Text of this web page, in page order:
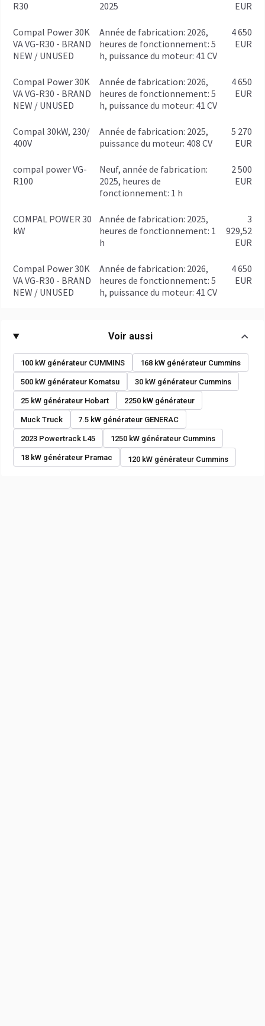
R30 2025 EUR
Compal Power 30K
VA VG-R30 - BRAND
NEW / UNUSED
année de fabrication: 2026,
heures de fonctionnement: 5
h, puissance du moteur: 41 CV
4 650
EUR
Compal Power 30K
VA VG-R30 - BRAND
NEW / UNUSED
année de fabrication: 2026,
heures de fonctionnement: 5
h, puissance du moteur: 41 CV
4 650
EUR
Compal 30kW, 230/
400V
année de fabrication: 2025,
puissance du moteur: 408 CV
5 270
EUR
compal power VG-
R100
Neuf, année de fabrication:
2025, heures de
fonctionnement: 1 h
2 500
EUR
COMPAL POWER 30
kW
année de fabrication: 2025,
heures de fonctionnement: 1
h
3
929,52
EUR
Compal Power 30K
VA VG-R30 - BRAND
NEW / UNUSED
année de fabrication: 2026,
heures de fonctionnement: 5
h, puissance du moteur: 41 CV
4 650
EUR
Voir aussi
100 kW générateur CUMMINS 168 kW générateur Cummins
500 kW générateur Komatsu 30 kW générateur Cummins
25 kW générateur Hobart 2250 kW générateur
Muck Truck 7.5 kW générateur GENERAC
2023 Powertrack L45 1250 kW générateur Cummins
18 kW générateur Pramac 120 kW générateur Cummins